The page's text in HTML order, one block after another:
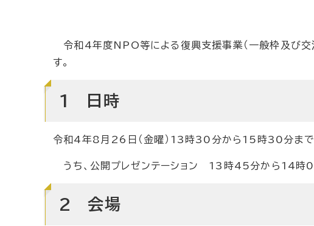
令和4年度NPO等による復興支援事業（一般枠及び交
す。
1 日時
令和4年8月26日（金曜）13時30分から15時30分まで
うち、公開プレゼンテーション 13時45分から14時
2 会場